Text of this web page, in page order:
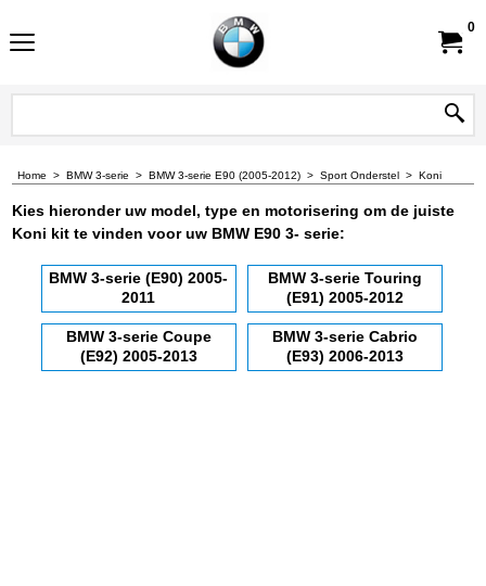
0
Home > BMW 3-serie > BMW 3-serie E90 (2005-2012) > Sport Onderstel > Koni
Kies hieronder uw model, type en motorisering om de juiste
Koni kit te vinden voor uw BMW E90 3- serie:
BMW 3-serie (E90) 2005-
2011
BMW 3-serie Touring
(E91) 2005-2012
BMW 3-serie Coupe
(E92) 2005-2013
BMW 3-serie Cabrio
(E93) 2006-2013